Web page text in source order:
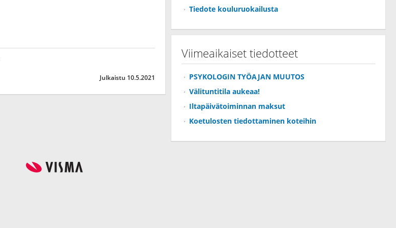
Julkaistu 10.5.2021
Tiedote kouluruokailusta
Viimeaikaiset tiedotteet
PSYKOLOGIN TYÖAJAN MUUTOS
Välituntitila aukeaa!
Iltapäivätoiminnan maksut
Koetulosten tiedottaminen koteihin